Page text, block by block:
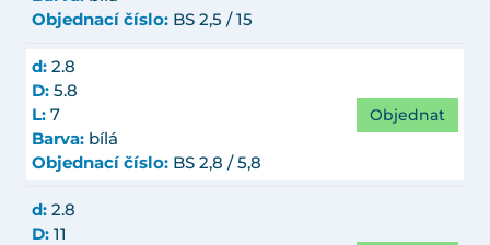
Objednací číslo: BS 2,5 / 15
d: 2.8
D: 5.8
L: 7
Barva: bílá
Objednací číslo: BS 2,8 / 5,8
Objednat
d: 2.8
D: 11